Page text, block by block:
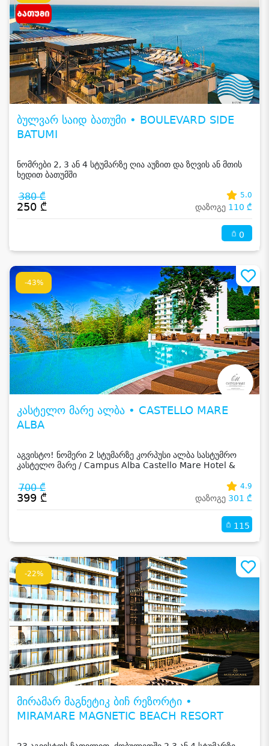
ბულვარ საიდ ბათუმი • BOULEVARD SIDE
BATUMI
ნომრები 2, 3 ან 4 სტუმარზე ღია აუზით და ზღვის ან მთის
ხედით ბათუმში
380 ₾
250 ₾
5.0
დაზოგე 110 ₾
0
-43%
კასტელო მარე ალბა • CASTELLO MARE
ALBA
აგვისტო! ნომერი 2 სტუმარზე კორპუსი ალბა სასტუმრო
კასტელო მარე / Campus Alba Castello Mare Hotel &
700 ₾
399 ₾
4.9
დაზოგე 301 ₾
115
-22%
მირამარ მაგნეტიკ ბიჩ რეზორტი •
MIRAMARE MAGNETIC BEACH RESORT